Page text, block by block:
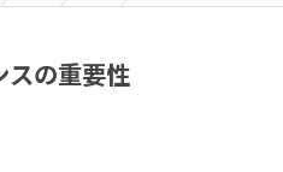
スの重要性